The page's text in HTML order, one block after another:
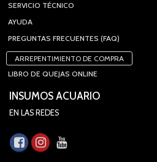
SERVICIO TÉCNICO
AYUDA
PREGUNTAS FRECUENTES (FAQ)
ARREPENTIMIENTO DE COMPRA
LIBRO DE QUEJAS ONLINE
INSUMOS ACUARIO
EN LAS REDES